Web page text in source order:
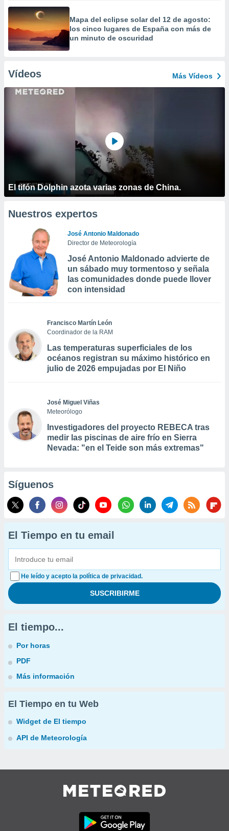
Mapa del eclipse solar del 12 de agosto:
los cinco lugares de España con más de
un minuto de oscuridad
Vídeos Más Vídeos
El tifón Dolphin azota varias zonas de China.
Nuestros expertos
José Antonio Maldonado
Director de Meteorología
José Antonio Maldonado advierte de
un sábado muy tormentoso y señala
las comunidades donde puede llover
con intensidad
Francisco Martín León
Coordinador de la RAM
Las temperaturas superficiales de los
océanos registran su máximo histórico en
julio de 2026 empujadas por El Niño
José Miguel Viñas
Meteorólogo
Investigadores del proyecto REBECA tras
medir las piscinas de aire frío en Sierra
Nevada: "en el Teide son más extremas"
Síguenos
El Tiempo en tu email
He leído y acepto la política de privacidad.
El tiempo...
Por horas
PDF
Más información
El Tiempo en tu Web
Widget de El tiempo
API de Meteorología